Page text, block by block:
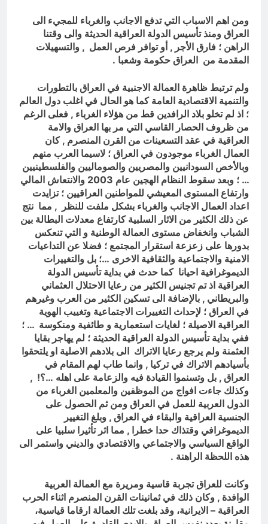
ومن اهم الاسباب التي تدفع الاجانب والغرباء للمجيء الى
العراق ومنذ تأسيس الدولة العراقية الحديثة والى وقتنا
الراهن ؛ فارق الأجر , أو توافر فرص العمل , والتسهيلات
المقدمة من العراق حكومة وشعبا .
ولم ترتبط ظاهرة العمالة الاجنبية في العراق بالتطورات
والتنمية الاقتصادية العامة كما هو الحال في اغلب دول العالم
؛ اذ لم تخلو بلاد الرافدين قط من هؤلاء الغرباء , فعلى الرغم
من ظروف الحصار القاسي التي مر بها العراق والامة
العراقية في عقد التسعينات من القرن المنصرم , كان
العمال الغرباء موجودون في العراق ؛ لاسيما العرب منهم
وبالأخص السودانيين والمصريين والصوماليين والفلسطينيين
… ؛ وبعد سقوط النظام الهجين عام 2003 والانتعاش المالي
وارتفاع المستوى المعيشي للمواطنين العراقيين ؛ تزايدت
اعداد العمال الاجانب والغرباء بشكل ملفت للنظر , مما نتج
عن ذلك الكثير من الاثار السلبية كارتفاع معدلات البطالة بين
الشباب وانخفاض مستوى العمالة الوطنية و التي تنعكس
بدورها على زعزعة استقرار المجتمع ؛ فضلا عن التداعيات
الامنية والاجتماعية والثقافية الاخرى …؛ بل والتغييرات
الديموغرافية احيانا كما حدث في بداية تأسيس الدولة
العراقية اذ تم تجنيس الكثير من رعايا الاحتلال العثماني
والبريطاني , بالإضافة الى تسكين الكثير من العرب وغيرهم
في العراق ؛ لإحداث التغييرات الاجتماعية وتغييب الهوية
العراقية الاصيلة ؛ لغايات استعمارية و طائفية ومنكوسة … ؛
ففي بداية تأسيس الدولة العراقية الحديثة ؛ لم يهاجر بقايا
العثمنة ولم يرجع رعايا الاتراك الى بلادهم الاصلية او يلتحقوا
بأسيادهم الاتراك في تركيا , وانما طاب لهم المقام في
العراق , بل وتسنموا القيادة فيه والزعامة على اهله …؟! ,
وكذلك جاءت افواج من الموظفين والمعلمين الغرباء من
الدول العربية للعمل في العراق ومن ثم الحصول على
الجنسية العراقية والبقاء في العراق , وبلغ التغيير
الديموغرافي وقتذاك حدا خطرا , مما اثر تأثيرا سلبيا على
الواقع السياسي والاجتماعي والاقتصادي والديني واستمر الى
هذه اللحظة الراهنة .
وكانت للعراق تجربة قاسية ومريرة مع العمالة العربية
الوافدة , وكان ذلك في ثمانينات القرن المنصرم اثناء الحرب
العراقية – الايرانية، وقد بلغت تلك العمالة ارقاما قياسية،